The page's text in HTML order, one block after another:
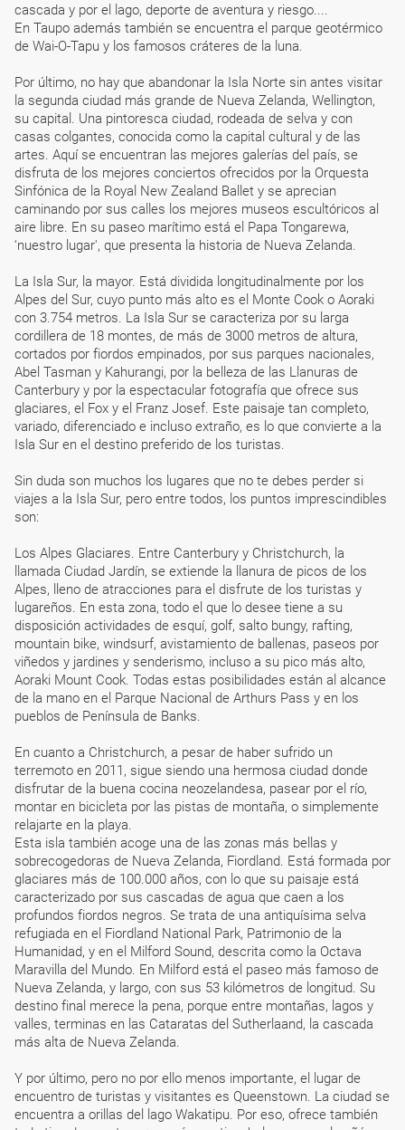
cascada y por el lago, deporte de aventura y riesgo....
En Taupo además también se encuentra el parque geotérmico
de Wai-O-Tapu y los famosos cráteres de la luna.
Por último, no hay que abandonar la Isla Norte sin antes visitar
la segunda ciudad más grande de Nueva Zelanda, Wellington,
su capital. Una pintoresca ciudad, rodeada de selva y con
casas colgantes, conocida como la capital cultural y de las
artes. Aquí se encuentran las mejores galerías del país, se
disfruta de los mejores conciertos ofrecidos por la Orquesta
Sinfónica de la Royal New Zealand Ballet y se aprecian
caminando por sus calles los mejores museos escultóricos al
aire libre. En su paseo marítimo está el Papa Tongarewa,
‘nuestro lugar', que presenta la historia de Nueva Zelanda.
La Isla Sur, la mayor. Está dividida longitudinalmente por los
Alpes del Sur, cuyo punto más alto es el Monte Cook o Aoraki
con 3.754 metros. La Isla Sur se caracteriza por su larga
cordillera de 18 montes, de más de 3000 metros de altura,
cortados por fiordos empinados, por sus parques nacionales,
Abel Tasman y Kahurangi, por la belleza de las Llanuras de
Canterbury y por la espectacular fotografía que ofrece sus
glaciares, el Fox y el Franz Josef. Este paisaje tan completo,
variado, diferenciado e incluso extraño, es lo que convierte a la
Isla Sur en el destino preferido de los turistas.
Sin duda son muchos los lugares que no te debes perder si
viajes a la Isla Sur, pero entre todos, los puntos imprescindibles
son:
Los Alpes Glaciares. Entre Canterbury y Christchurch, la
llamada Ciudad Jardín, se extiende la llanura de picos de los
Alpes, lleno de atracciones para el disfrute de los turistas y
lugareños. En esta zona, todo el que lo desee tiene a su
disposición actividades de esquí, golf, salto bungy, rafting,
mountain bike, windsurf, avistamiento de ballenas, paseos por
viñedos y jardines y senderismo, incluso a su pico más alto,
Aoraki Mount Cook. Todas estas posibilidades están al alcance
de la mano en el Parque Nacional de Arthurs Pass y en los
pueblos de Península de Banks.
En cuanto a Christchurch, a pesar de haber sufrido un
terremoto en 2011, sigue siendo una hermosa ciudad donde
disfrutar de la buena cocina neozelandesa, pasear por el río,
montar en bicicleta por las pistas de montaña, o simplemente
relajarte en la playa.
Esta isla también acoge una de las zonas más bellas y
sobrecogedoras de Nueva Zelanda, Fiordland. Está formada por
glaciares más de 100.000 años, con lo que su paisaje está
caracterizado por sus cascadas de agua que caen a los
profundos fiordos negros. Se trata de una antiquísima selva
refugiada en el Fiordland National Park, Patrimonio de la
Humanidad, y en el Milford Sound, descrita como la Octava
Maravilla del Mundo. En Milford está el paseo más famoso de
Nueva Zelanda, y largo, con sus 53 kilómetros de longitud. Su
destino final merece la pena, porque entre montañas, lagos y
valles, terminas en las Cataratas del Sutherlaand, la cascada
más alta de Nueva Zelanda.
Y por último, pero no por ello menos importante, el lugar de
encuentro de turistas y visitantes es Queenstown. La ciudad se
encuentra a orillas del lago Wakatipu. Por eso, ofrece también